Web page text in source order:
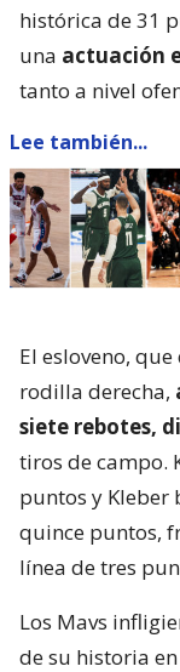
histórica de 31
una actuación
tanto a nivel
Lee también...
El esloveno,
rodilla derecha,
siete rebotes,
tiros de campo.
puntos y
quince puntos,
línea de tres
Los Mavs
de su historia